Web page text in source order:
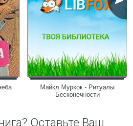
Майкл Муркок - Ритуалы
Бесконечности
Оставьте Ваш